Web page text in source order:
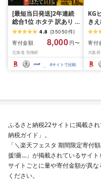
[最短当日発送]2年連続
総合1位 ホタテ 訳あり (
ふるさと納税 ほたて ふ
るさと納税 訳あり 帆立
ふるさと わけあり ホタ
テ貝柱 貝 人気 不揃い 刺
身 規格外 魚介 ランキン
グ 海鮮 冷凍 発送時期が
4.8 (35050件)
寄付金額
8,000 円〜
北海道 別海町
6サイトで比較
KG
き
ズ
結
揃
寄付
大阪
ふるさと納税22サイトに掲載さ
納税ガイド」。
「＼楽天フェスタ 期間限定寄付
援!薔…」が掲載されているサイト
サイトごとに量や寄付金額が異
ください。